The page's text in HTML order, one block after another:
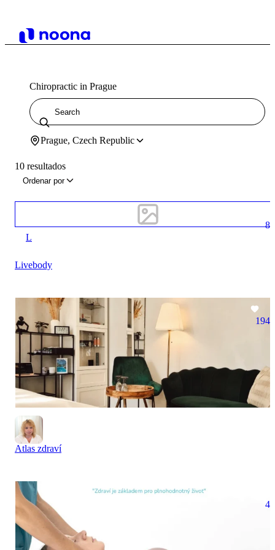
Chiropractic in Prague
Prague, Czech Republic
10 resultados
Ordenar por
8
L
Livebody
194
Atlas zdraví
4